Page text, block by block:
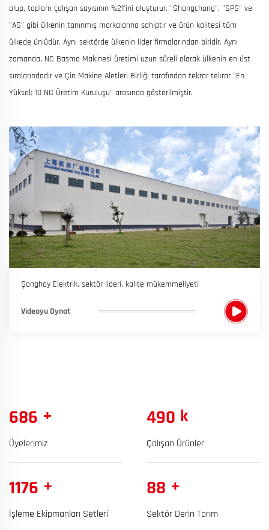
olup, toplam çalışan sayısının %21'ini oluşturur. "Shangchong", "SPS" ve
"AS" gibi ülkenin tanınmış markalarına sahiptir ve ürün kalitesi tüm
ülkede ünlüdür. Aynı sektörde ülkenin lider firmalarından biridir. Aynı
zamanda, NC Basma Makinesi üretimi uzun süreli olarak ülkenin en üst
sıralarındadır ve Çin Makine Aletleri Birliği tarafından tekrar tekrar "En
Yüksek 10 NC Üretim Kuruluşu" arasında gösterilmiştir.
Şanghay Elektrik, sektör lideri, kalite mükemmeliyeti
Videoyu Oynat
700 +
Üyelerimiz
500 k
Çalışan Ürünler
1200 +
İşleme Ekipmanları Setleri
90 +
Sektör Derin Tarım